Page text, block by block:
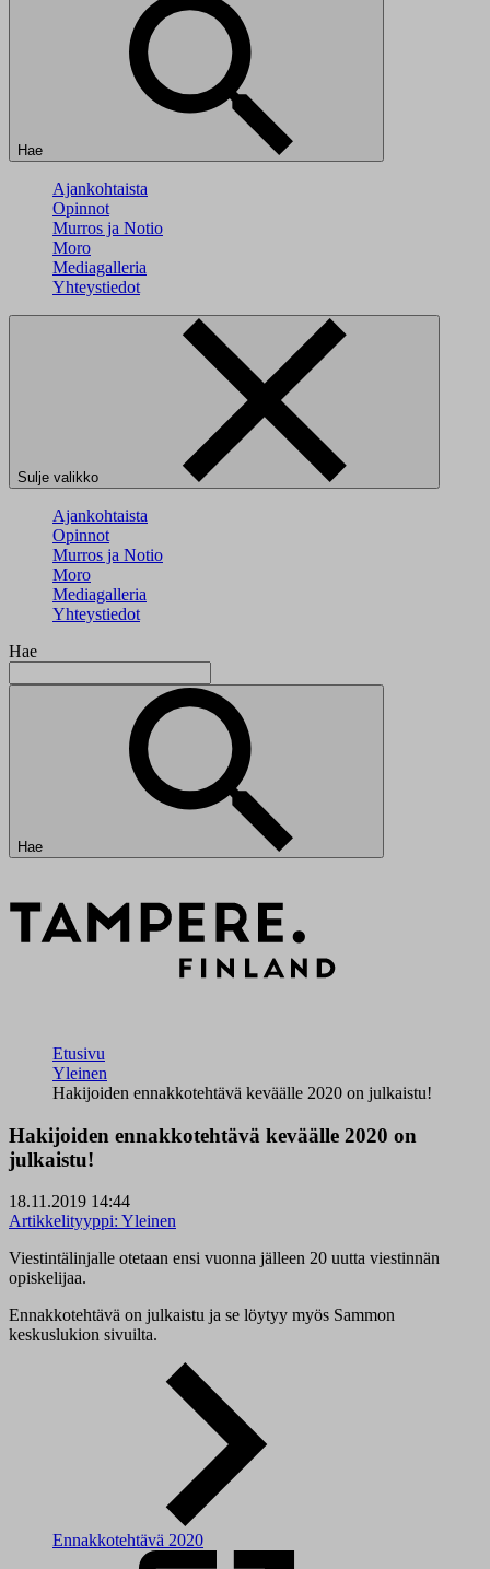
Hae
Ajankohtaista
Opinnot
Murros ja Notio
Moro
Mediagalleria
Yhteystiedot
Sulje valikko
Ajankohtaista
Opinnot
Murros ja Notio
Moro
Mediagalleria
Yhteystiedot
Hae
Hae
Etusivu
Yleinen
Hakijoiden ennakkotehtävä keväälle 2020 on julkaistu!
Hakijoiden ennakkotehtävä keväälle 2020 on
julkaistu!
18.11.2019 14:44
Artikkelityyppi: Yleinen
Viestintälinjalle otetaan ensi vuonna jälleen 20 uutta viestinnän
opiskelijaa.
Ennakkotehtävä on julkaistu ja se löytyy myös Sammon
keskuslukion sivuilta.
Ennakkotehtävä 2020